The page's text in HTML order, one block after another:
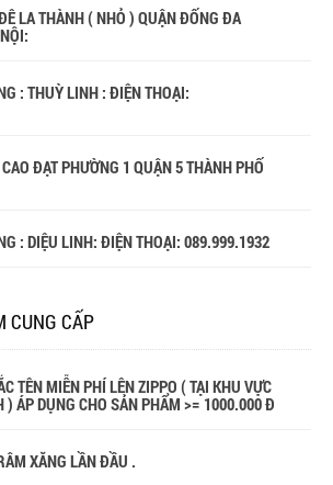
LA THÀNH ( NHỎ ) QUẬN ĐỐNG ĐA
: THUỲ LINH : ĐIỆN THOẠI:
ĐẠT PHƯỜNG 1 QUẬN 5 THÀNH PHỐ
: DIỆU LINH: ĐIỆN THOẠI: 089.999.1932
CUNG CẤP
TÊN MIỄN PHÍ LÊN ZIPPO ( TẠI KHU VỰC
) ÁP DỤNG CHO SẢN PHẨM >= 1000.000 Đ
XĂNG LẦN ĐẦU .